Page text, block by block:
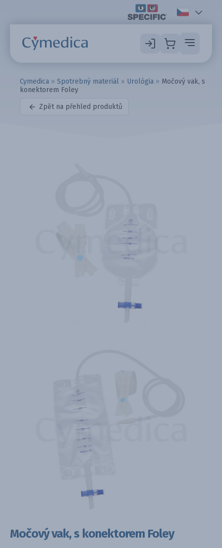
Cymedica » Spotrebný materiál » Urológia » Močový vak, s
konektorem Foley
Zpět na přehled produktů
Močový vak, s konektorem Foley